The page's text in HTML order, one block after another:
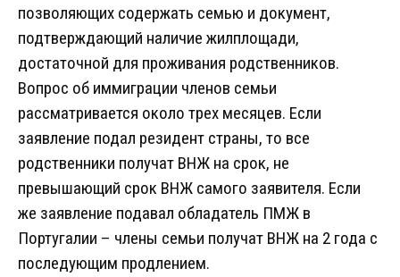
позволяющих содержать семью и документ,
подтверждающий наличие жилплощади,
достаточной для проживания родственников.
Вопрос об иммиграции членов семьи
рассматривается около трех месяцев. Если
заявление подал резидент страны, то все
родственники получат ВНЖ на срок, не
превышающий срок ВНЖ самого заявителя. Если
же заявление подавал обладатель ПМЖ в
Португалии – члены семьи получат ВНЖ на 2 года с
последующим продлением.